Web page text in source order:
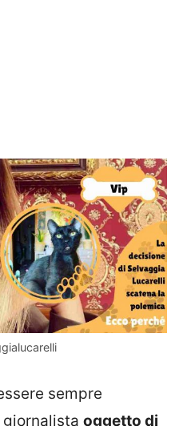
sempre
giornalista oggetto di